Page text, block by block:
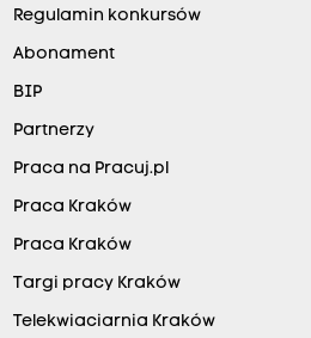
Regulamin konkursów
Abonament
BIP
Partnerzy
Praca na Pracuj.pl
Praca Kraków
Praca Kraków
Targi pracy Kraków
Telekwiaciarnia Kraków